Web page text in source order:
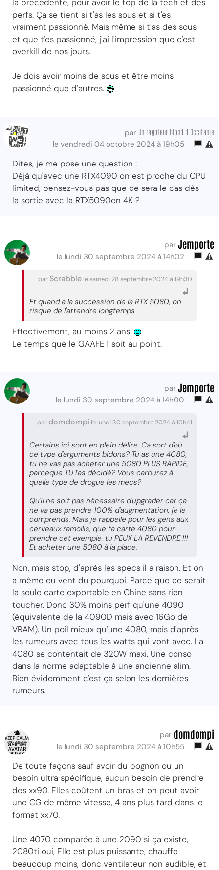
la précédente, pour avoir le top de la tech et des
perfs. Ça se tient si t'as les sous et si t'es
vraiment passionné. Mais même si t'as des sous
et que t'es passionné, j'ai l'impression que c'est
overkill de nos jours.
Je dois avoir moins de sous et être moins
passionné que d'autres.
par Un ragoteur blond d'Occitanie
le vendredi 04 octobre 2024 à 19h05
Dites, je me pose une question :
Déjà qu'avec une RTX4090 on est proche du CPU
limited, pensez-vous pas que ce sera le cas dès
la sortie avec la RTX5090en 4K ?
par Jemporte
le lundi 30 septembre 2024 à 14h02
par Scrabble le samedi 28 septembre 2024 à 19h30
Et quand a la succession de la RTX 5080, on
risque de l'attendre longtemps
Effectivement, au moins 2 ans.
Le temps que le GAAFET soit au point.
par Jemporte
le lundi 30 septembre 2024 à 14h00
par domdompi le lundi 30 septembre 2024 à 10h41
Certains ici sont en plein délire. Ca sort d'où
ce type d'arguments bidons? Tu as une 4080,
tu ne vas pas acheter une 5080 PLUS RAPIDE,
parceque TU l'as décidé? Vous carburez à
quelle type de drogue les mecs?
Qu'il ne soit pas nécessaire d'upgrader car ça
ne va pas prendre 100% d'augmentation, je le
comprends. Mais je rappelle pour les gens aux
cerveaux ramollis, que ta carte 4080 pour
prendre cet exemple, tu PEUX LA REVENDRE !!!
Et acheter une 5080 à la place.
Non, mais stop, d'après les specs il a raison. Et on
a même eu vent du pourquoi. Parce que ce serait
la seule carte exportable en Chine sans rien
toucher. Donc 30% moins perf qu'une 4090
(équivalente de la 4090D mais avec 16Go de
VRAM). Un poil mieux qu'une 4080, mais d'après
les rumeurs avec tous les watts qui vont avec. La
4080 se contentait de 320W maxi. Une conso
dans la norme adaptable à une ancienne alim.
Bien évidemment c'est ça selon les dernières
rumeurs.
par domdompi
le lundi 30 septembre 2024 à 10h55
De toute façons sauf avoir du pognon ou un
besoin ultra spécifique, aucun besoin de prendre
des xx90. Elles coûtent un bras et on peut avoir
une CG de même vitesse, 4 ans plus tard dans le
format xx70.
Une 4070 comparée à une 2090 si ça existe,
2080ti oui, Elle est plus puissante, chauffe
beaucoup moins, donc ventilateur non audible, et